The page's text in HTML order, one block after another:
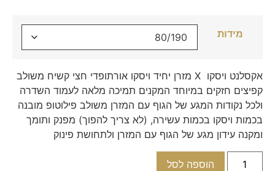
מידות
אקסלנט ויסקו X מזרן יחיד ויסקו אורתופדי חצי קשיח משולב
קפיצים חזקים במיוחד המקנים תמיכה מלאה לעמוד השדרה
ולכל נקודות המגע של הגוף עם המזרן משולב פילוטופ מובנה
בכמות ויסקו בכמות עשירה, (לא צריך להפוך) מפנק ותומך
ומקנה עידון מגע של הגוף עם המזרן ולתחושת פינוק
הוספה לסל